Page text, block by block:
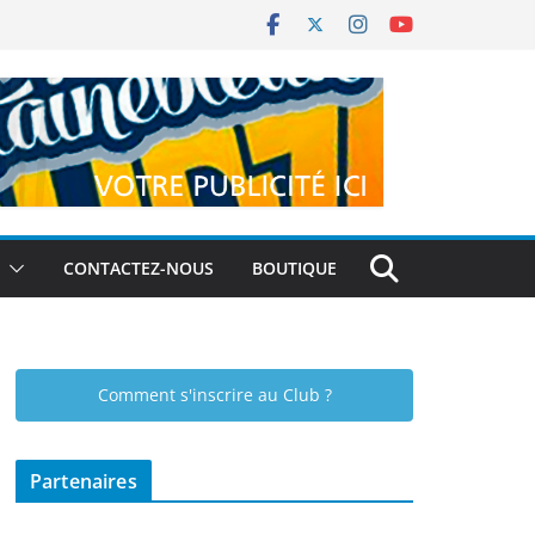
CONTACTEZ-NOUS BOUTIQUE
Comment s'inscrire au Club ?
Partenaires